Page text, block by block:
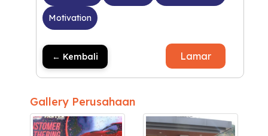
Motivation
← Kembali Lamar
Gallery Perusahaan